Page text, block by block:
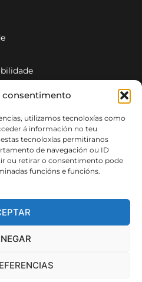
consentimento
utilizamos tecnoloxías como
á información no teu
tecnoloxías permitiranos
de navegación ou ID
ou retirar o consentimento pode
funcións e funcións.